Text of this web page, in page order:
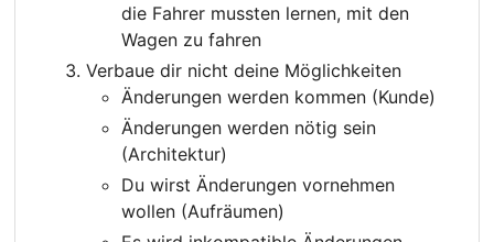
die Fahrer mussten lernen, mit den
Wagen zu fahren
Verbaue dir nicht deine Möglichkeiten
Änderungen werden kommen (Kunde)
Änderungen werden nötig sein
(Architektur)
Du wirst Änderungen vornehmen
wollen (Aufräumen)